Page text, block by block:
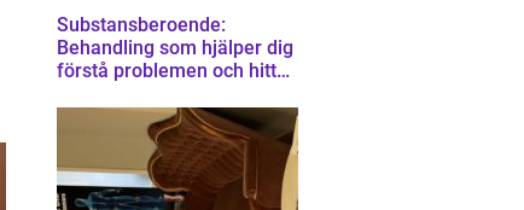
Substansberoende:
Behandling som hjälper dig
förstå problemen och hitta